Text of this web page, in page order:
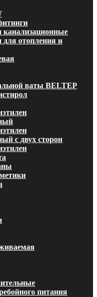
отопления и
ваты BELTEP
с двух сторон
питания